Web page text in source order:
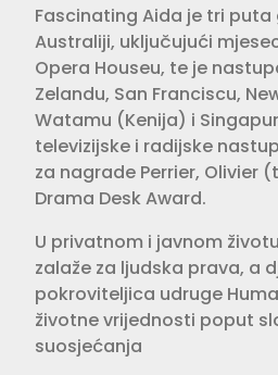
Fascinating Aida je tri
Australiji, uključujući
Opera Houseu, te je
Zelandu, San Franciscu,
Watamu (Kenija) i
televizijske i radijske
za nagrade Perrier, Olivier
Drama Desk Award.
U privatnom i javnom
zalaže za ljudska prava, a
pokroviteljica udruge
životne vrijednosti poput
suosjećanja